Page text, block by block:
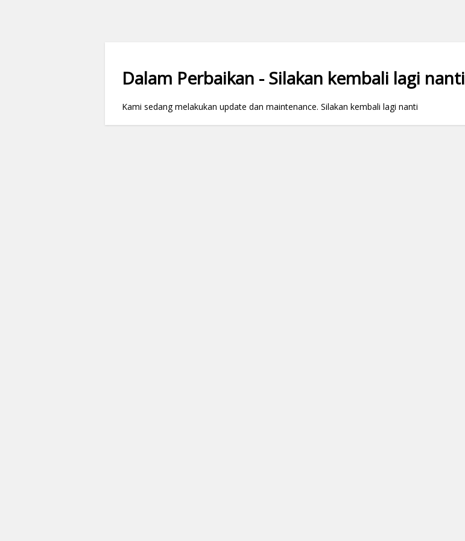
Dalam Perbaikan - Silakan kembali lagi nanti
Kami sedang melakukan update dan maintenance. Silakan kembali lagi nanti